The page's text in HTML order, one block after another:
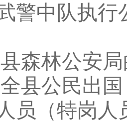
警中队执
森林公安
县公民出
员（特岗